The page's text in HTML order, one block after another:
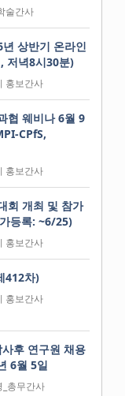
술간사
상반기 온라인
저녁8시30분)
홍보간사
협 웨비나 6월 9
CPfS,
홍보간사
회 개최 및 참가
등록: ~6/25)
홍보간사
412차)
홍보간사
후 연구원 채용
6월 5일
_총무간사